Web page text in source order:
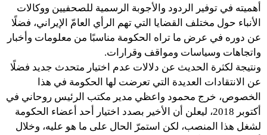
أهميته في توفير الردود والأجوبة الرسمية للصحفيين ووكالات
الأنباء حول مختلف القضايا التي تهم الرأي العامّ الإيراني، فضلًا
عن دوره في عرض ما تراه الحكومة مناسبًا من معلومات وأخبار
واتجاهات وسياسات ومواقف وقرارات.
ونتيجة لكثرة الحديث عن دلالات عدم اختيار متحدث جديد فضلًا
عن الانتقادات العديدة التي تعرضت لها الحكومة في هذا
الخصوص، خرج محمود واعظي مدير مكتب الرئيس روحاني في
أكتوبر 2018، ليعلن أن الأخير بصدد اختيار أحد أعضاء الحكومة
لشغل هذا المنصب، لكن استمرّ الحال على ما هو عليه، وخلال